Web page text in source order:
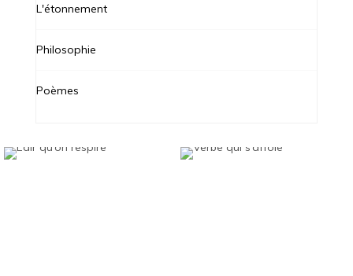
L'étonnement
Philosophie
Poèmes